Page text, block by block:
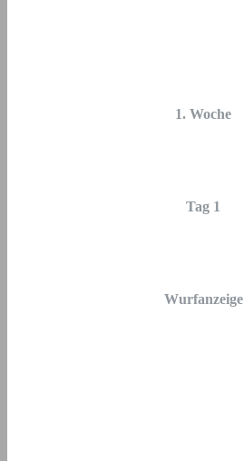
1. Woche
Tag 1
Wurfanzeige